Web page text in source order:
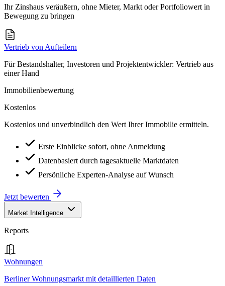
Ihr Zinshaus veräußern, ohne Mieter, Markt oder Portfoliowert in
Bewegung zu bringen
Vertrieb von Aufteilern
Für Bestandshalter, Investoren und Projektentwickler: Vertrieb aus
einer Hand
Immobilienbewertung
Kostenlos
Kostenlos und unverbindlich den Wert Ihrer Immobilie ermitteln.
Erste Einblicke sofort, ohne Anmeldung
Datenbasiert durch tagesaktuelle Marktdaten
Persönliche Experten-Analyse auf Wunsch
Jetzt bewerten
Market Intelligence
Reports
Wohnungen
Berliner Wohnungsmarkt mit detaillierten Daten